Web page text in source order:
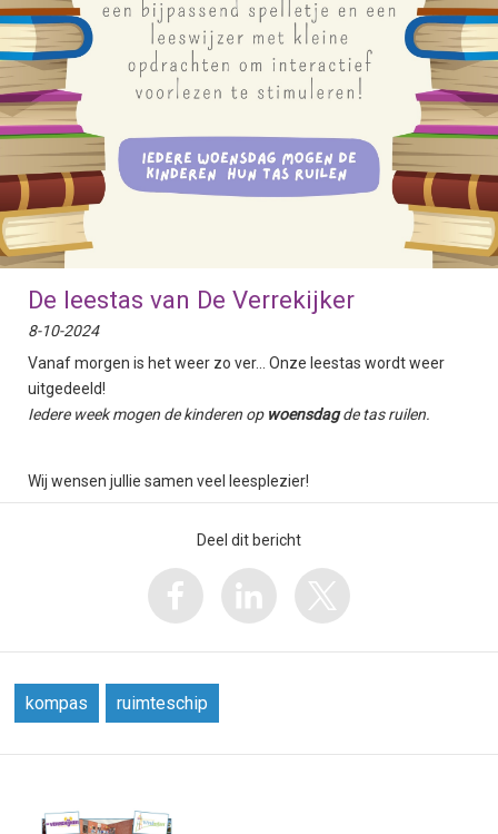
De leestas van De Verrekijker
8-10-2024
Vanaf morgen is het weer zo ver... Onze leestas wordt weer
uitgedeeld!
Iedere week mogen de kinderen op woensdagde tas ruilen.
Wij wensen jullie samen veel leesplezier!
Deel dit bericht
kompas ruimteschip